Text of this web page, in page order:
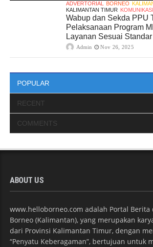
ADVERTORIAL BORNEO
KALIMANTAN TIMUR
Wabup dan Sekda PPU
Pelaksanaan Program
Layanan Sesuai Standar
Admin Nov 26, 2025
POPULAR
RECENT
COMMENTS
ABOUT US
www.helloborneo.com adalah Portal Berita
Borneo (Kalimantan), yang merupakan
dari Provinsi Kalimantan Timur, dengan
“Penyatu Keberagaman”, bertujuan untuk